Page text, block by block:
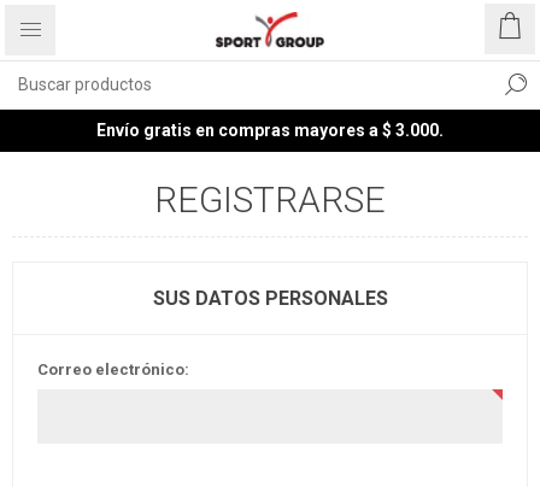
Envío gratis en compras mayores a $ 3.000.
REGISTRARSE
SUS DATOS PERSONALES
Correo electrónico: